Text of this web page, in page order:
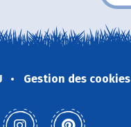
Gestion des cookies